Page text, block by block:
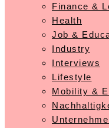
Finance &
Health
Job &
Industry
Interviews
Lifestyle
Mobility &